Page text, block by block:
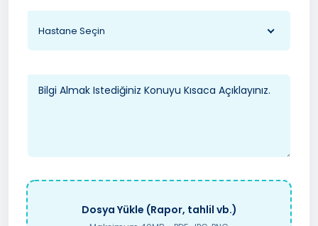
Hastane Seçin
Dosya Yükle (Rapor, tahlil vb.)